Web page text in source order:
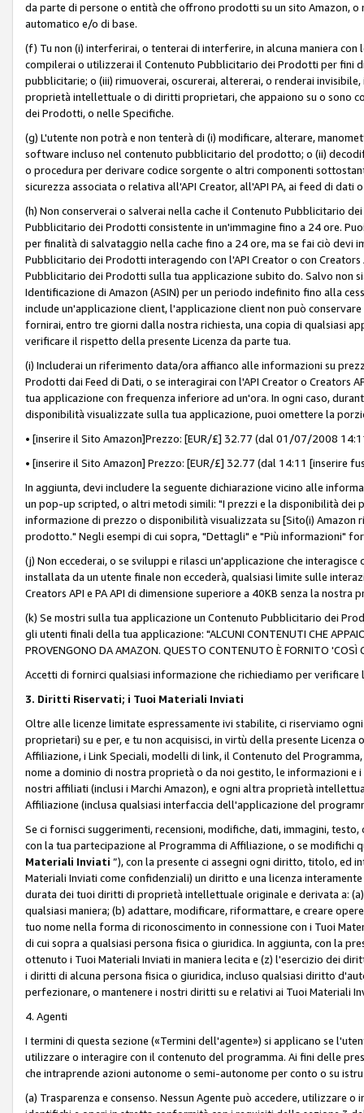
da parte di persone o entità che offrono prodotti su un sito Amazon,
automatico e/o di base.
(f) Tu non (i) interferirai, o tenterai di interferire, in alcuna maniera
compilerai o utilizzerai il Contenuto Pubblicitario dei Prodotti per
pubblicitarie; o (iii) rimuoverai, oscurerai, altererai, o renderai
proprietà intellettuale o di diritti proprietari, che appaiono su o sono
dei Prodotti, o nelle Specifiche.
(g) L'utente non potrà e non tenterà di (i) modificare, alterare,
software incluso nel contenuto pubblicitario del prodotto; o (ii)
o procedura per derivare codice sorgente o altri componenti
sicurezza associata o relativa all'API Creator, all'API PA, ai feed di
(h) Non conserverai o salverai nella cache il Contenuto Pubblicitario
Pubblicitario dei Prodotti consistente in un'immagine fino a 24 ore.
per finalità di salvataggio nella cache fino a 24 ore, ma se fai ciò
Pubblicitario dei Prodotti interagendo con l'API Creator o con
Pubblicitario dei Prodotti sulla tua applicazione subito do. Salvo non
Identificazione di Amazon (ASIN) per un periodo indefinito fino alla
include un'applicazione client, l'applicazione client non può
fornirai, entro tre giorni dalla nostra richiesta, una copia di qualsiasi
verificare il rispetto della presente Licenza da parte tua.
(i) Includerai un riferimento data/ora affianco alle informazioni su
Prodotti dai Feed di Dati, o se interagirai con l'API Creator o Creators
tua applicazione con frequenza inferiore ad un'ora. In ogni caso,
disponibilità visualizzate sulla tua applicazione, puoi omettere la
• [inserire il Sito Amazon]Prezzo: [EUR/£] 32.77 (dal 01/07/2008
• [inserire il Sito Amazon] Prezzo: [EUR/£] 32.77 (dal 14:11 [inserire
In aggiunta, devi includere la seguente dichiarazione vicino alle
un pop-up scripted, o altri metodi simili: "I prezzi e la disponibilità
informazione di prezzo o disponibilità visualizzata su [Sito(i)
prodotto." Negli esempi di cui sopra, "Dettagli" e "Più informazioni"
(j) Non eccederai, o se sviluppi e rilasci un'applicazione che interagisce
installata da un utente finale non eccederà, qualsiasi limite sulle
Creators API e PA API di dimensione superiore a 40KB senza la nostra
(k) Se mostri sulla tua applicazione un Contenuto Pubblicitario dei
gli utenti finali della tua applicazione: "ALCUNI CONTENUTI CHE
PROVENGONO DA AMAZON. QUESTO CONTENUTO È FORNITO
Accetti di fornirci qualsiasi informazione che richiediamo per
3. Diritti Riservati; i Tuoi Materiali Inviati
Oltre alle licenze limitate espressamente ivi stabilite, ci riserviamo
proprietari) su e per, e tu non acquisisci, in virtù della presente
Affiliazione, i Link Speciali, modelli di link, il Contenuto del
nome a dominio di nostra proprietà o da noi gestito, le informazioni e
nostri affiliati (inclusi i Marchi Amazon), e ogni altra proprietà
Affiliazione (inclusa qualsiasi interfaccia dell'applicazione del
Se ci fornisci suggerimenti, recensioni, modifiche, dati, immagini,
con la tua partecipazione al Programma di Affiliazione, o se modifichi
Materiali Inviati ”), con la presente ci assegni ogni diritto, titolo, ed
Materiali Inviati come confidenziali) un diritto e una licenza
durata dei tuoi diritti di proprietà intellettuale originale e derivata a:
qualsiasi maniera; (b) adattare, modificare, riformattare, e creare
tuo nome nella forma di riconoscimento in connessione con i Tuoi
di cui sopra a qualsiasi persona fisica o giuridica. In aggiunta, con la
ottenuto i Tuoi Materiali Inviati in maniera lecita e (z) l'esercizio dei
i diritti di alcuna persona fisica o giuridica, incluso qualsiasi diritto
perfezionare, o mantenere i nostri diritti su e relativi ai Tuoi Materiali
4. Agenti
I termini di questa sezione («Termini dell'agente») si applicano se
utilizzare o interagire con il contenuto del programma. Ai fini delle
che intraprende azioni autonome o semi-autonome per conto o su
(a) Trasparenza e consenso. Nessun Agente può accedere, utilizzare